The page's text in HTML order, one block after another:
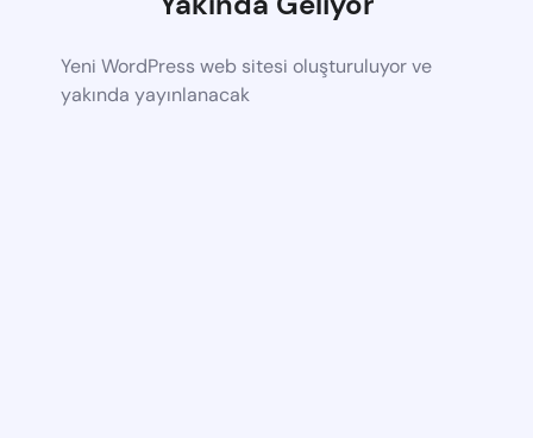
Yeni WordPress web sitesi oluşturuluyor ve
yakında yayınlanacak